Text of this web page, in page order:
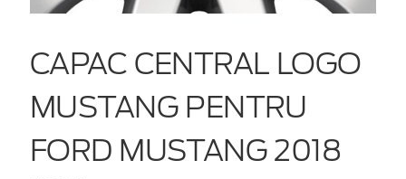
CAPAC CENTRAL LOGO
MUSTANG PENTRU
FORD MUSTANG 2018